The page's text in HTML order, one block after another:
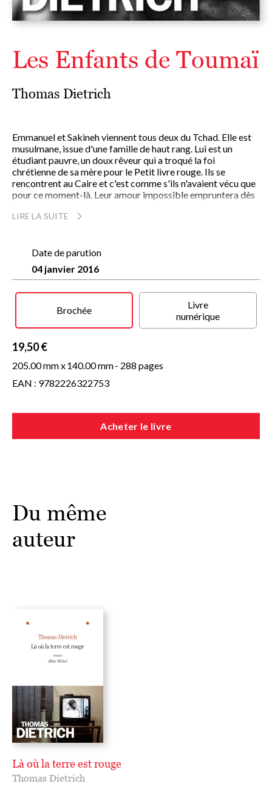
Les Enfants de Toumaï
Thomas Dietrich
Emmanuel et Sakineh viennent tous deux du Tchad. Elle est
musulmane, issue d'une famille de haut rang. Lui est un
étudiant pauvre, un doux rêveur qui a troqué la foi
chrétienne de sa mère pour le Petit livre rouge. Ils se
rencontrent au Caire et c'est comme s'ils n'avaient vécu que
pour ce moment-là. Leur amour impossible empruntera dès
celle faite aux femmes - mais aussi de la foi en l'autre.
littéraires pour son premier roman
raconte l'Afrique telle qu'il l'a connue : différente, à mille
lieues des sentiers battus.
LIRE LA SUITE
Date de parution
04 janvier 2016
Brochée
Livre
numérique
19,50 €
205.00 mm x140.00 mm- 288 pages
EAN : 9782226322753
Acheter le livre
Du même
auteur
Là où la terre est rouge
Thomas Dietrich